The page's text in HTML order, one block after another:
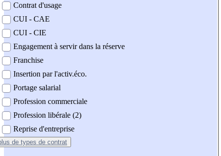
Contrat d'usage
CUI - CAE
CUI - CIE
Engagement à servir dans la réserve
Franchise
Insertion par l'activ.éco.
Portage salarial
Profession commerciale
Profession libérale (2)
Reprise d'entreprise
de types de contrat